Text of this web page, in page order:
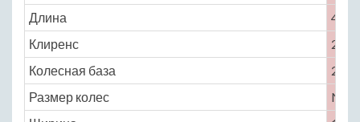
Длина
4055
Клиренс
220
Колесная база
2377
Размер колес
No